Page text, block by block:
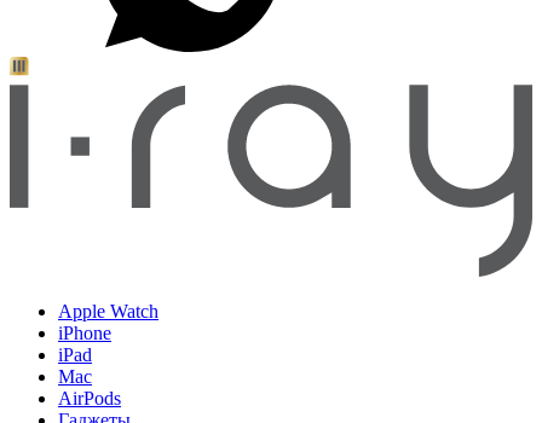
Apple Watch
iPhone
iPad
Mac
AirPods